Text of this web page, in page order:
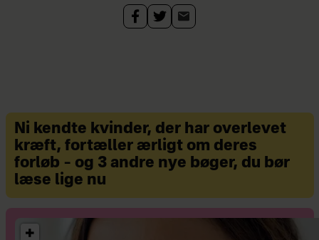
Ni kendte kvinder, der har overlevet
kræft, fortæller ærligt om deres
forløb – og 3 andre nye bøger, du bør
læse lige nu